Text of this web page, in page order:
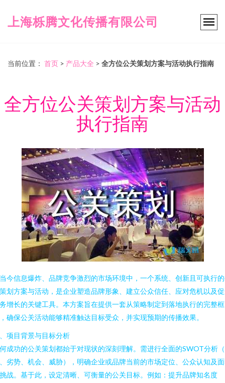
上海栎腾文化传播有限公司
当前位置： 首页 > 产品大全 > 全方位公关策划方案与活动执行指南
全方位公关策划方案与活动
执行指南
今信息爆炸、品牌竞争激烈的市场环境中，一个系统、创新且可执行
划方案与活动，是企业塑造品牌形象、建立公众信任、应对危机以及
增长的关键工具。本方案旨在提供一套从策略制定到落地执行的完整框
确保公关活动能够精准触达目标受众，并实现预期的传播效果。
项目背景与目标分析
成功的公关策划都始于对现状的深刻理解。需进行全面的SWOT分析
劣势、机会、威胁），明确企业或品牌当前的市场定位、公众认知及
战。基于此，设定清晰、可衡量的公关目标。例如：提升品牌知名度